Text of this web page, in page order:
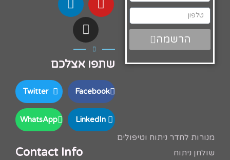
הרשמה
שתפו אצלכם
Facebook
Twitter
LinkedIn
WhatsApp
מנורות לחדר ניתוח וטיפולים
שולחן ניתוח
Contact Info